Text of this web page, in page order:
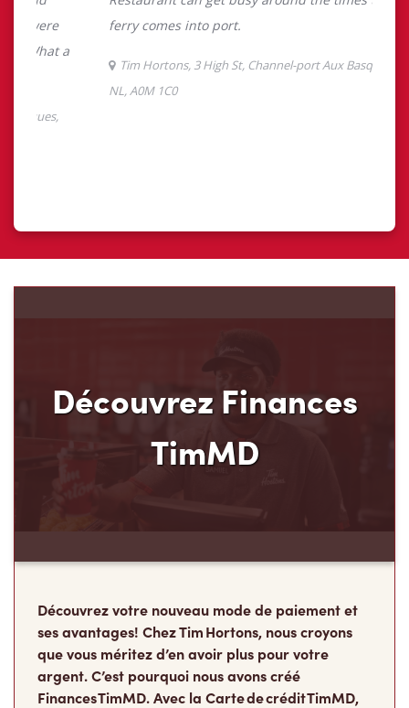
TimMD
Découvrez votre nouveau mode de paiement et
que vous méritez d’en avoir plus pour votre
argent. C’est pourquoi nous avons créé
Finances TimMD. Avec la Carte de crédit TimMD,
vous accumulerez des points
FidéliTimMC partout où vous magasinez.